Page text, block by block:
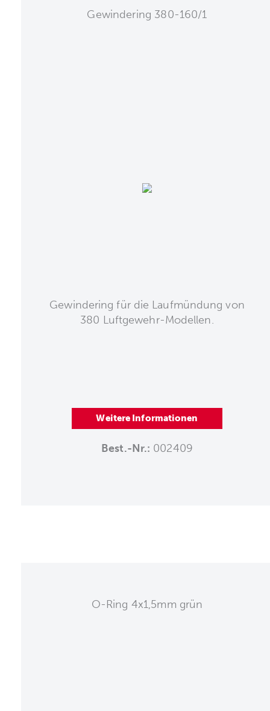
Gewindering 380-160/1
Gewindering für die Laufmündung von
380 Luftgewehr-Modellen.
Weitere Informationen
Best.-Nr.: 002409
O-Ring 4x1,5mm grün